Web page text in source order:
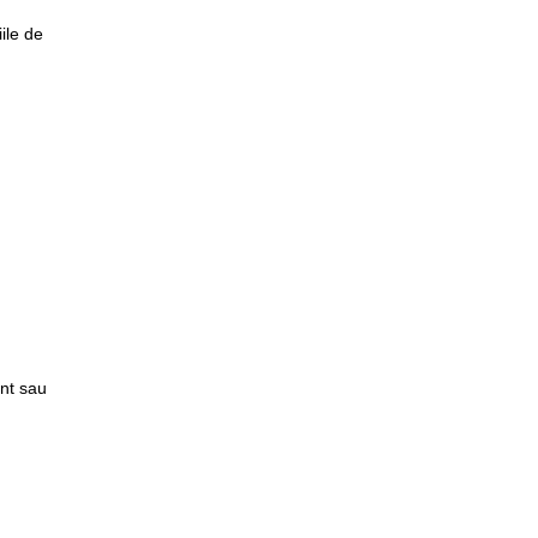
de
sau